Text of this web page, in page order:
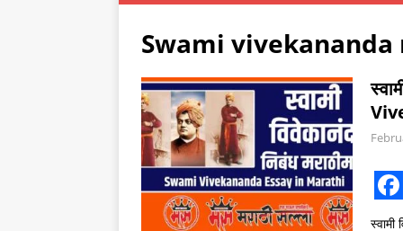
Swami
F